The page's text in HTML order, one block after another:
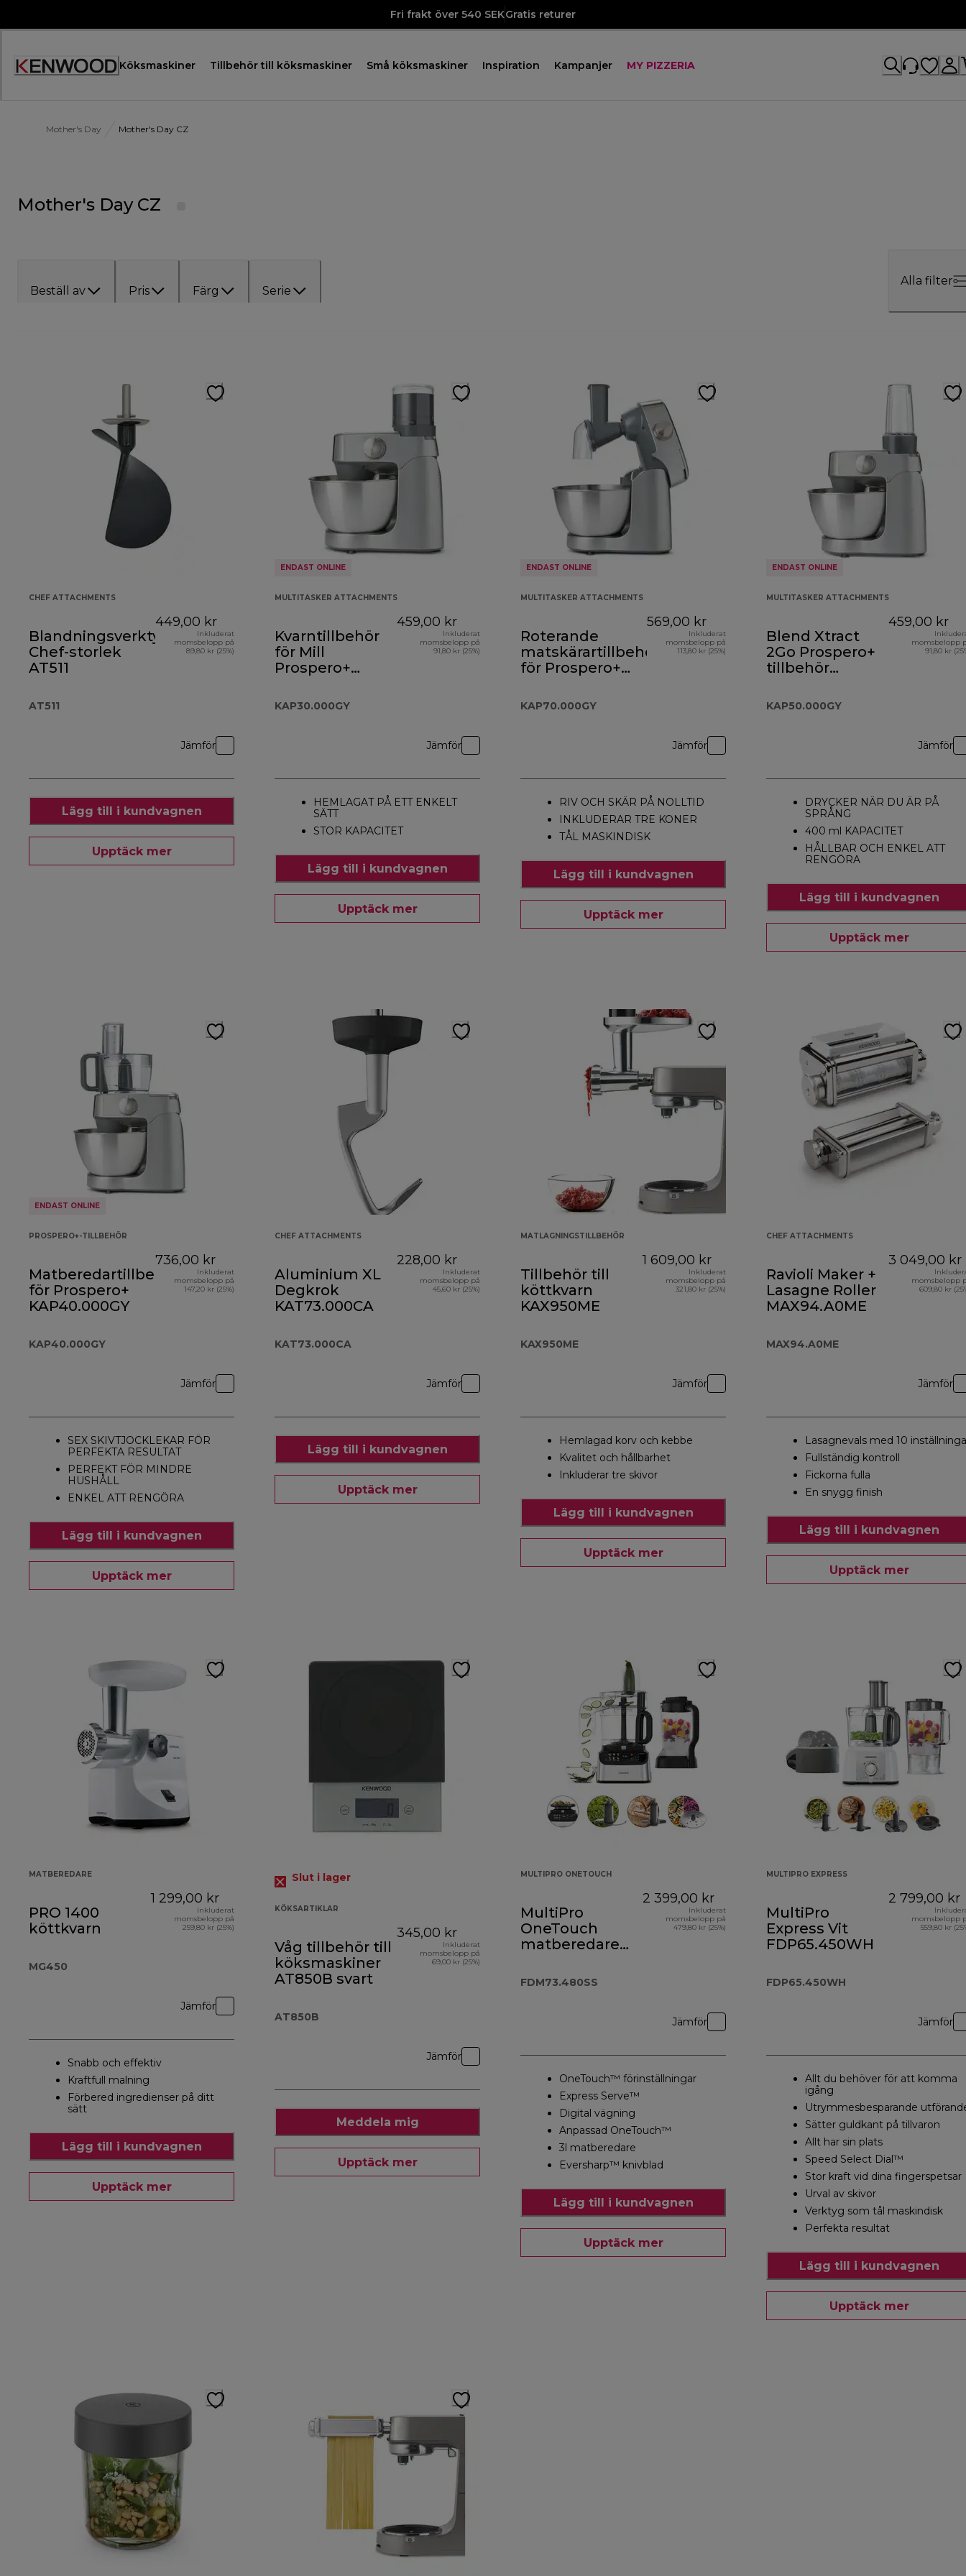
Fri frakt över 540 SEKGratis returer
Accessibility
Köksmaskiner Tillbehör till köksmaskiner Små köksmaskiner Inspiration Kampanjer MY PIZZERIA
Mother's Day Mother's Day CZ
Mother's Day CZ
Beställ av Pris Färg Serie
Alla filter
CHEF ATTACHMENTS
Blandningsverktyg
Chef-storlek
AT511
AT511
449,00 kr
Inkluderat
momsbelopp på
89,80 kr (25%)
Jämför
Lägg till i kundvagnen
Upptäck mer
ENDAST ONLINE
MULTITASKER ATTACHMENTS
Kvarntillbehör
för Mill
Prospero+
KAP30.000GY
459,00 kr
Inkluderat
momsbelopp på
91,80 kr (25%)
Jämför
HEMLAGAT PÅ ETT ENKELT
SÄTT
STOR KAPACITET
Lägg till i kundvagnen
Upptäck mer
ENDAST ONLINE
MULTITASKER ATTACHMENTS
Roterande
matskärartillbehör
för Prospero+
KAP70.000GY
569,00 kr
Inkluderat
momsbelopp på
113,80 kr (25%)
Jämför
RIV OCH SKÄR PÅ NOLLTID
INKLUDERAR TRE KONER
TÅL MASKINDISK
Lägg till i kundvagnen
Upptäck mer
ENDAST ONLINE
MULTITASKER ATTACHMENTS
Blend Xtract
2Go Prospero+
tillbehör
KAP50.000GY
459,00 kr
momsbelopp
91,80 kr
Jämför
DRYCKER NÄR DU ÄR PÅ
SPRÅNG
400 ml KAPACITET
HÅLLBAR OCH ENKEL ATT
RENGÖRA
Lägg till i kundvagnen
Upptäck mer
ENDAST ONLINE
PROSPERO+-TILLBEHÖR
Matberedartillbehör
för Prospero+
KAP40.000GY
KAP40.000GY
736,00 kr
Inkluderat
momsbelopp på
147,20 kr (25%)
Jämför
SEX SKIVTJOCKLEKAR FÖR
PERFEKTA RESULTAT
PERFEKT FÖR MINDRE
HUSHÅLL
ENKEL ATT RENGÖRA
Lägg till i kundvagnen
Upptäck mer
CHEF ATTACHMENTS
Aluminium XL
Degkrok
KAT73.000CA
KAT73.000CA
228,00 kr
Inkluderat
momsbelopp på
45,60 kr (25%)
Jämför
Lägg till i kundvagnen
Upptäck mer
MATLAGNINGSTILLBEHÖR
Tillbehör till
köttkvarn
KAX950ME
KAX950ME
1 609,00 kr
Inkluderat
momsbelopp på
321,80 kr (25%)
Jämför
Hemlagad korv och kebbe
Kvalitet och hållbarhet
Inkluderar tre skivor
Lägg till i kundvagnen
Upptäck mer
CHEF ATTACHMENTS
Ravioli Maker +
Lasagne Roller
MAX94.A0ME
MAX94.A0ME
3 049,00 kr
momsbelopp
609,80 kr
Jämför
Lasagnevals med 10
Fullständig kontroll
Fickorna fulla
En snygg finish
Lägg till i kundvagnen
Upptäck mer
MATBEREDARE
PRO 1400
köttkvarn
MG450
1 299,00 kr
Inkluderat
momsbelopp på
259,80 kr (25%)
Jämför
Snabb och effektiv
Kraftfull malning
Förbered ingredienser på ditt
sätt
Lägg till i kundvagnen
Upptäck mer
Slut i lager
KÖKSARTIKLAR
Våg tillbehör till
köksmaskiner
AT850B svart
AT850B
345,00 kr
Inkluderat
momsbelopp på
69,00 kr (25%)
Jämför
Meddela mig
Upptäck mer
MULTIPRO ONETOUCH
MultiPro
OneTouch
matberedare
FDM73.480SS
FDM73.480SS
2 399,00 kr
Inkluderat
momsbelopp på
479,80 kr (25%)
Jämför
OneTouch™ förinställningar
Express Serve™
Digital vägning
Anpassad OneTouch™
3l matberedare
Eversharp™ knivblad
Lägg till i kundvagnen
Upptäck mer
MULTIPRO EXPRESS
MultiPro
Express Vit
FDP65.450WH
FDP65.450WH
2 799,00 kr
momsbelopp
559,80 kr
Jämför
Allt du behöver för att komma
igång
Utrymmesbesparande
Sätter guldkant på tillvaron
Allt har sin plats
Speed Select Dial™
Stor kraft vid dina fingerspetsar
Urval av skivor
Verktyg som tål maskindisk
Perfekta resultat
Lägg till i kundvagnen
Upptäck mer